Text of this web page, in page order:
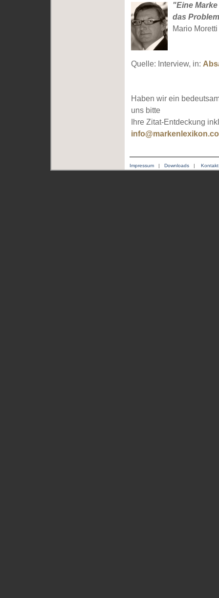
"Eine
das
Mario
Quelle: Interview, in:
Haben wir ein
uns bitte
Ihre Zitat-Entdeckung
Impressum | Downloads | Kontakt